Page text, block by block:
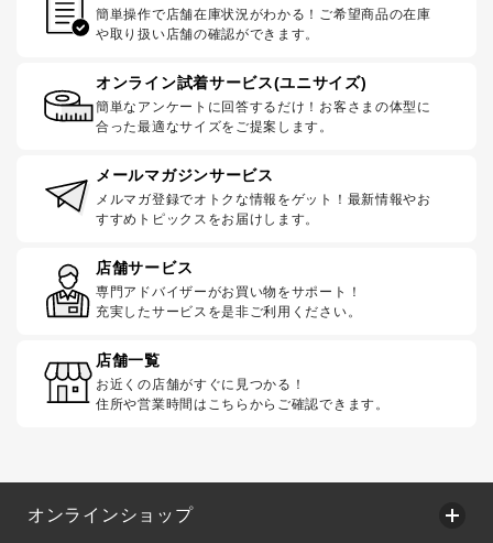
簡単操作で店舗在庫状況がわかる！ご希望商品の在庫
や取り扱い店舗の確認ができます。
オンライン試着サービス(ユニサイズ)
簡単なアンケートに回答するだけ！お客さまの体型に
合った最適なサイズをご提案します。
メールマガジンサービス
メルマガ登録でオトクな情報をゲット！最新情報やお
すすめトピックスをお届けします。
店舗サービス
専門アドバイザーがお買い物をサポート！
充実したサービスを是非ご利用ください。
店舗一覧
お近くの店舗がすぐに見つかる！
住所や営業時間はこちらからご確認できます。
オンラインショップ